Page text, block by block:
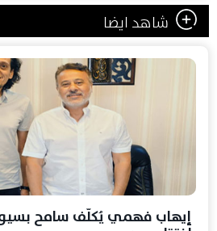
شاهد ايضا
إيهاب فهمي يُكلّف سامح